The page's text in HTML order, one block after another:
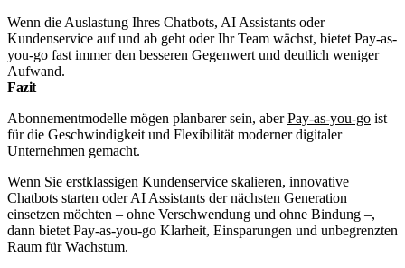
Wenn die Auslastung Ihres Chatbots, AI Assistants oder
Kundenservice auf und ab geht oder Ihr Team wächst, bietet Pay-as-
you-go fast immer den besseren Gegenwert und deutlich weniger
Aufwand.
Fazit
Abonnementmodelle mögen planbarer sein, aberPay-as-you-go ist
für die Geschwindigkeit und Flexibilität moderner digitaler
Unternehmen gemacht.
Wenn Sie erstklassigen Kundenservice skalieren, innovative
Chatbots starten oder AI Assistants der nächsten Generation
einsetzen möchten – ohne Verschwendung und ohne Bindung –,
dann bietet Pay-as-you-go Klarheit, Einsparungen und unbegrenzten
Raum für Wachstum.